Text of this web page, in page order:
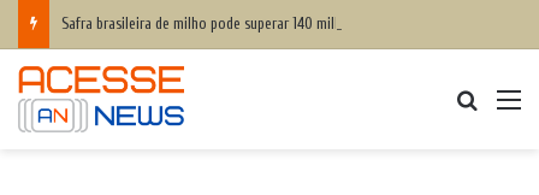
Safra brasileira de milho pode superar 140 milhões de toneladas